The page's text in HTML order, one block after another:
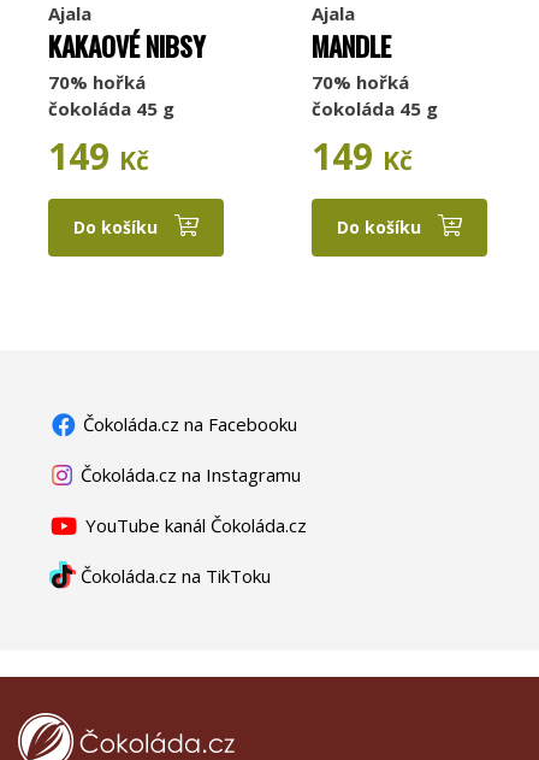
Ajala
KAKAOVÉ NIBSY
70% hořká
čokoláda 45 g
149 Kč
Do košíku
Ajala
MANDLE
70% hořká
čokoláda 45 g
149 Kč
Do košíku
Čokoláda.cz na Facebooku
Čokoláda.cz na Instagramu
YouTube kanál Čokoláda.cz
Čokoláda.cz na TikToku